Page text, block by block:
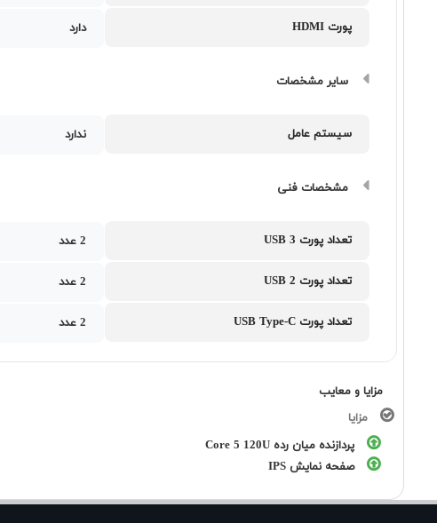
پورت HDMI دارد
سایر مشخصات
سیستم عامل ندارد
مشخصات فنی
تعداد پورت USB 3 2 عدد
تعداد پورت USB 2 2 عدد
تعداد پورت USB Type-C 2 عدد
مزایا و معایب
مزایا
پردازنده میان رده Core 5 120U
صفحه نمایش IPS